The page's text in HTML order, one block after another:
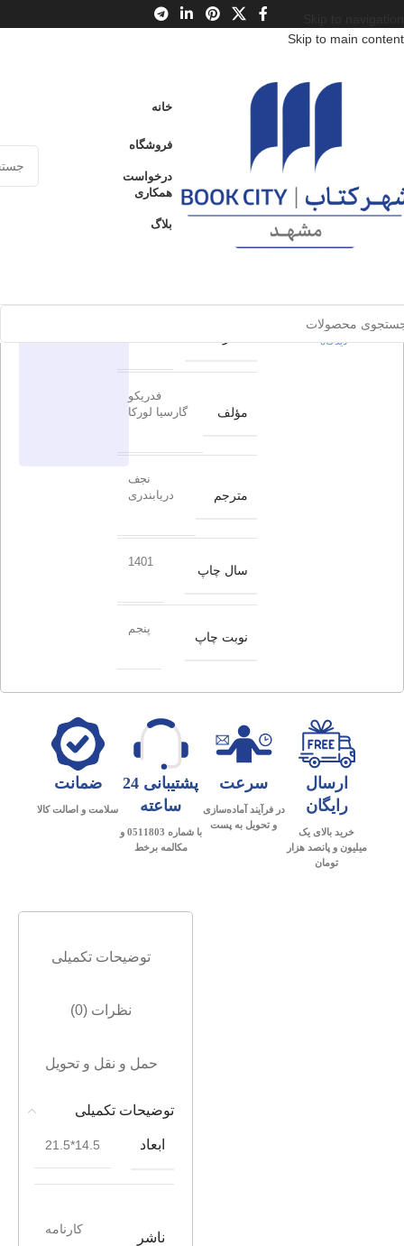
Skip to main content
خانه
فروشگاه
درخواست
همکاری
بلاگ
محصولات / کتاب بزرگسال
فروخته شده
0 بدون
دیدگاه
خانه برناردا
آلبا
مؤلف
فدریکو
گارسیا لورکا
مترجم
نجف
دریابندری
سال چاپ
1401
نوبت چاپ
پنجم
ارسال
رایگان
خرید بالای یک
میلیون و پانصد هزار
تومان
سرعت
در فرآیند آماده‌سازی
و تحویل به پست
پشتیبانی 24
ساعته
با شماره 0511803 و
مکالمه برخط
ضمانت
سلامت و اصالت کالا
توضیحات تکمیلی
نظرات (0)
حمل و نقل و تحویل
توضیحات تکمیلی
ابعاد 14.5*21.5
ناشر
کارنامه